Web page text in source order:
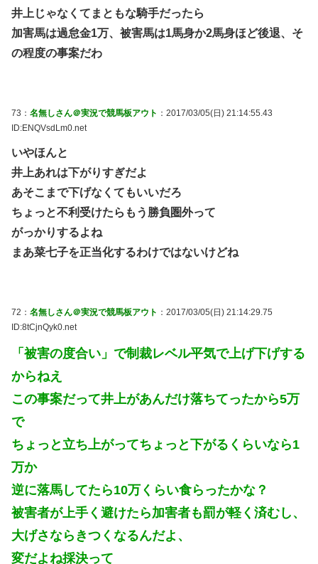
井上じゃなくてまともな騎手だったら
加害馬は過怠金1万、被害馬は1馬身か2馬身ほど後退、そ
の程度の事案だわ
73： 名無しさん＠実況で競馬板アウト ：2017/03/05(日) 21:14:55.43
ID:ENQVsdLm0.net
いやほんと
井上あれは下がりすぎだよ
あそこまで下げなくてもいいだろ
ちょっと不利受けたらもう勝負圏外って
がっかりするよね
まあ菜七子を正当化するわけではないけどね
72： 名無しさん＠実況で競馬板アウト ：2017/03/05(日) 21:14:29.75
ID:8tCjnQyk0.net
「被害の度合い」で制裁レベル平気で上げ下げする
からねえ
この事案だって井上があんだけ落ちてったから5万
で
ちょっと立ち上がってちょっと下がるくらいなら1
万か
逆に落馬してたら10万くらい食らったかな？
被害者が上手く避けたら加害者も罰が軽く済むし、
大げさならきつくなるんだよ、
変だよね採決って